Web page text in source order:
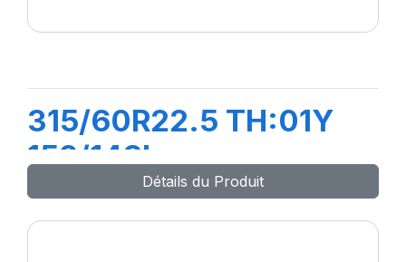
315/60R22.5 TH:01Y
152/148L
Détails du Produit